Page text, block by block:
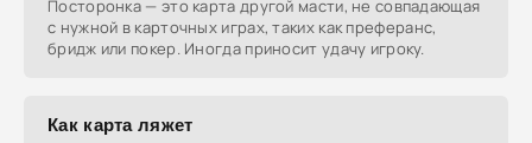
Посторонка — это карта другой масти, не совпадающая
с нужной в карточных играх, таких как преферанс,
бридж или покер. Иногда приносит удачу игроку.
Как карта ляжет